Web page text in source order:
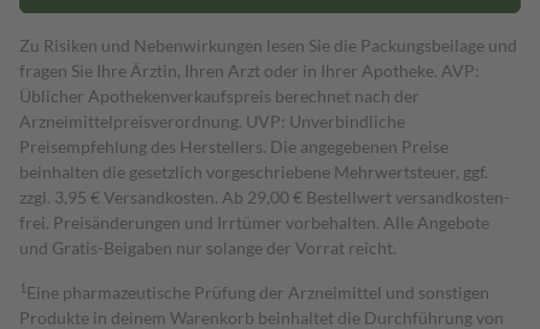
Zu Risiken und Nebenwirkungen lesen Sie die Packungsbeilage und
fragen Sie Ihre Ärztin, Ihren Arzt oder in Ihrer Apotheke. AVP:
Üblicher Apothekenverkaufspreis berechnet nach der
Arzneimittelpreisverordnung. UVP: Unverbindliche
Preisempfehlung des Herstellers. Die angegebenen Preise
beinhalten die gesetzlich vorgeschriebene Mehrwertsteuer, ggf.
zzgl. 3,95 € Versandkosten. Ab 29,00 € Bestell­wert versand­kosten­
frei. Preisänderungen und Irrtümer vorbehalten. Alle Angebote
und Gratis-Beigaben nur solange der Vorrat reicht.
1 Eine pharmazeutische Prüfung der Arzneimittel und sonstigen
Produkte in deinem Warenkorb beinhaltet die Durchführung von